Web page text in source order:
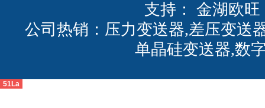
支持： 金湖欧旺
公司热销：压力变送器,差压变送
单晶硅变送器,数
51La